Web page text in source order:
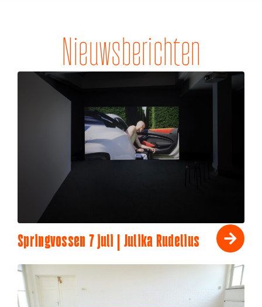
Nieuwsberichten
Springvossen 7 juli | Julika Rudelius